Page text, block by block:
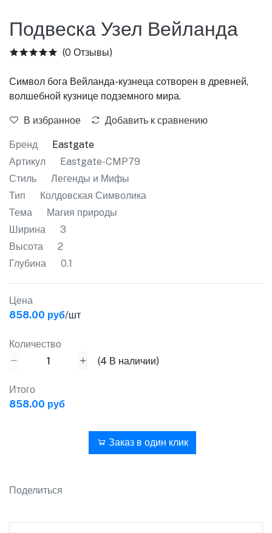
Подвеска Узел Вейланда
(0 Отзывы)
Символ бога Вейланда-кузнеца сотворен в древней,
волшебной кузнице подземного мира.
В избранное Добавить к сравнению
Бренд
Eastgate
Артикул
Eastgate-CMP79
Стиль
Легенды и Мифы
Тип
Колдовская Символика
Тема
Магия природы
Ширина
3
Высота
2
Глубина
0.1
Цена
858.00 руб/шт
Количество
(4 В наличии)
Итого
858.00 руб
Заказ в один клик
Поделиться